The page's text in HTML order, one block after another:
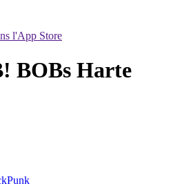
l'App Store
BOBs Harte
Punk